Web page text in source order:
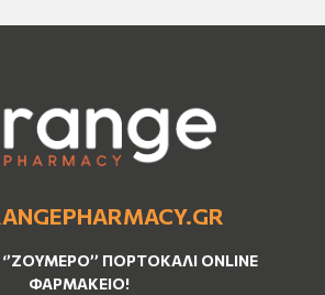
ΖΟΥΜΕΡΌ’’ ΠΟΡΤΟΚΑΛΊ ΟNLINE
ΦΑΡΜΑΚΕΊΟ!